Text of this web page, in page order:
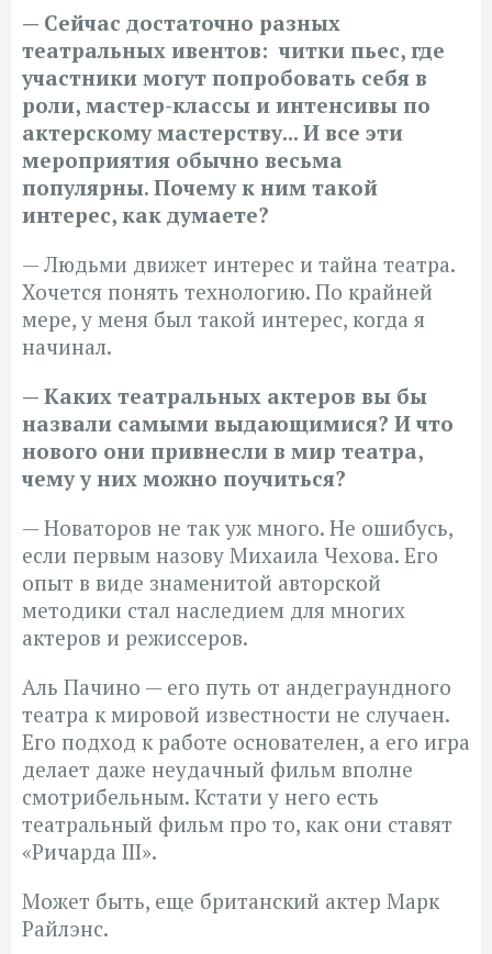
— Сейчас достаточно разных
театральных ивентов: читки пьес, где
участники могут попробовать себя в
роли, мастер-классы и интенсивы по
актерскому мастерству... И все эти
мероприятия обычно весьма
популярны. Почему к ним такой
интерес, как думаете?
— Людьми движет интерес и тайна театра.
Хочется понять технологию. По крайней
мере, у меня был такой интерес, когда я
начинал.
— Каких театральных актеров вы бы
назвали самыми выдающимися? И что
нового они привнесли в мир театра,
чему у них можно поучиться?
— Новаторов не так уж много. Не ошибусь,
если первым назову Михаила Чехова. Его
опыт в виде знаменитой авторской
методики стал наследием для многих
актеров и режиссеров.
Аль Пачино — его путь от андеграундного
театра к мировой известности не случаен.
Его подход к работе основателен, а его игра
делает даже неудачный фильм вполне
смотрибельным. Кстати у него есть
театральный фильм про то, как они ставят
«Ричарда III».
Может быть, еще британский актер Марк
Райлэнс.